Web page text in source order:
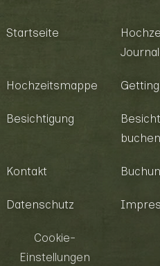
Startseite
Journal
Hochzeitsmappe
Besichtigung
buchen
Kontakt
Datenschutz
Cookie-
Einstellungen